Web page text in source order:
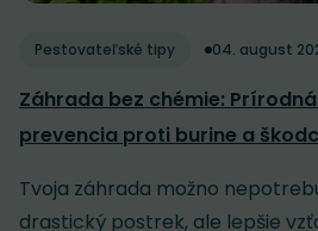
Pestovateľské tipy 04. august
Záhrada bez chémie:
prevencia proti burine a
Tvoja záhrada možno
drastický postrek, ale lepšie